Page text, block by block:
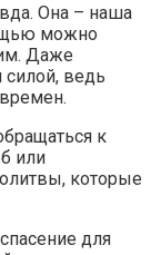
Она – наша
можно
Даже
ведь
к
или
которые
для